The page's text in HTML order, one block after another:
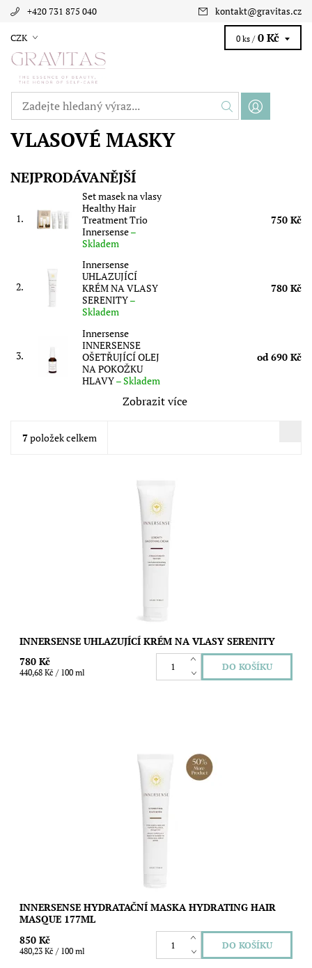
+420 731 875 040 kontakt@gravitas.cz
CZK 0 ks / 0 Kč
VLASOVÉ MASKY
NEJPRODÁVANĚJŠÍ
1.
Set masek na vlasy
Healthy Hair
Treatment Trio
Innersense–
Skladem
750 Kč
2.
Innersense
UHLAZUJÍCÍ
KRÉM NA VLASY
SERENITY–
Skladem
780 Kč
3.
Innersense
INNERSENSE
OŠETŘUJÍCÍ OLEJ
NA POKOŽKU
HLAVY–Skladem
od 690 Kč
Zobrazit více
7položek celkem
Lehká emulze pro vytvoření dokonalého a hladkého účesu. Je
vhodná pro všechny typy vlasů, o které pečuje a nezatěžuje je.
INNERSENSE UHLAZUJÍCÍ KRÉM NA VLASY SERENITY
780 Kč
440,68 Kč / 100 ml
Tato maska je nejlepší pro suché, dehydratované a poškozené
vlasy. Hloubkově hydratuje, revitalizuje a vyživuje. Objem:
INNERSENSE HYDRATAČNÍ MASKA HYDRATING HAIR
MASQUE 177ML
850 Kč
480,23 Kč / 100 ml